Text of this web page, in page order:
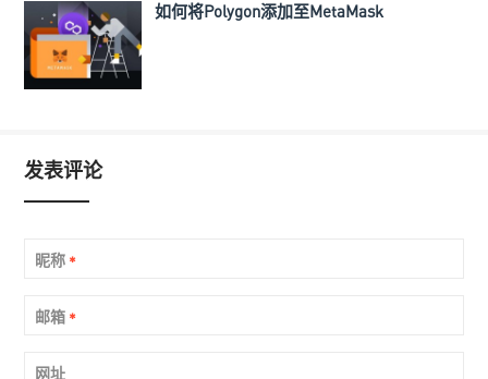
如何将Polygon添加至MetaMask
发表评论
昵称 *
邮箱 *
网址